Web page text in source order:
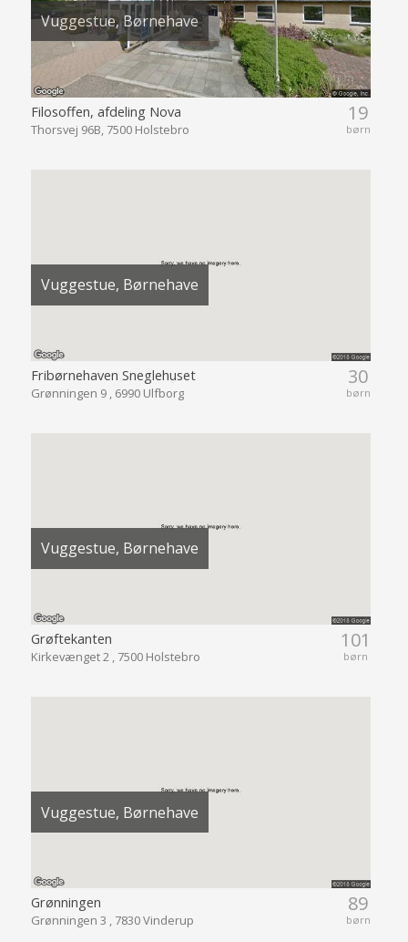
Vuggestue, Børnehave
19
børn
Filosoffen, afdeling Nova
Thorsvej 96B, 7500 Holstebro
Vuggestue, Børnehave
30
børn
Fribørnehaven Sneglehuset
Grønningen 9 , 6990 Ulfborg
Vuggestue, Børnehave
101
børn
Grøftekanten
Kirkevænget 2 , 7500 Holstebro
Vuggestue, Børnehave
89
børn
Grønningen
Grønningen 3 , 7830 Vinderup